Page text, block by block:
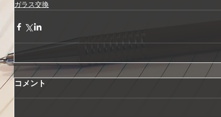
ガラス交換
コメント